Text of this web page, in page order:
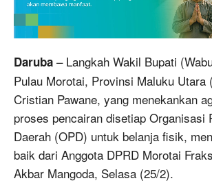
Daruba – Langkah Wakil Bupati
Pulau Morotai, Provinsi Maluku Utara
Cristian Pawane, yang menekankan
proses pencairan disetiap Organisasi
Daerah (OPD) untuk belanja fisik,
baik dari Anggota DPRD Morotai
Akbar Mangoda, Selasa (25/2).